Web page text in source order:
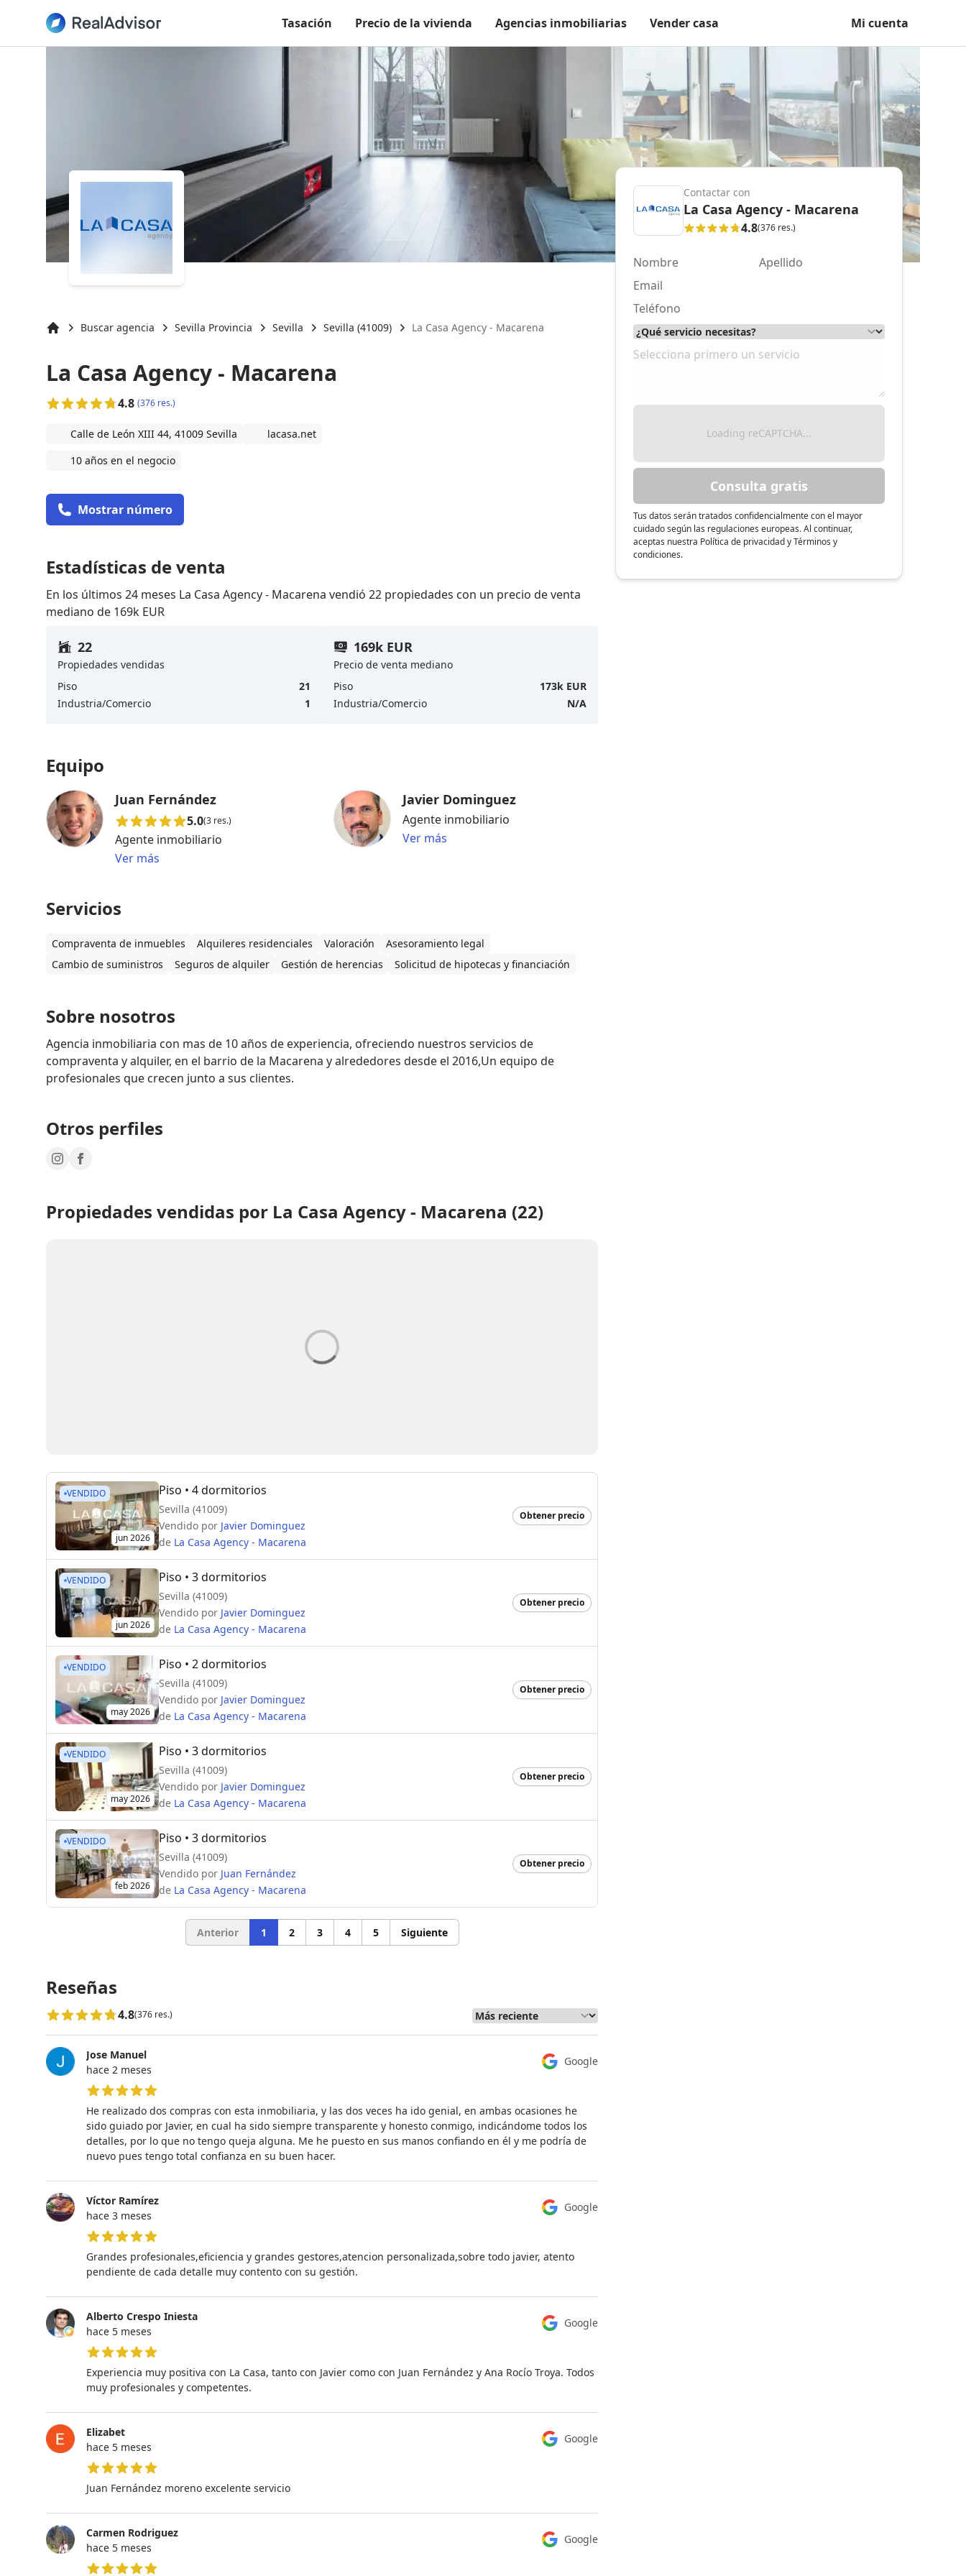
Tasación Precio de la vivienda Agencias inmobiliarias Vender casa Mi cuenta
Buscar agencia Sevilla Provincia Sevilla Sevilla (41009) La Casa Agency - Macarena
La Casa Agency - Macarena
4.8 (376 res.)
Calle de León XIII 44, 41009 Sevilla
lacasa.net
10 años en el negocio
Mostrar número
Estadísticas de venta
En los últimos 24 meses La Casa Agency - Macarena vendió 22 propiedades con un precio de venta
mediano de 169k EUR
22
Propiedades vendidas
Piso
21
Industria/Comercio
1
169k EUR
Precio de venta mediano
Piso
173k EUR
Industria/Comercio
N/A
Equipo
Juan Fernández
5.0(3 res.)
Agente inmobiliario
Ver más
Javier Dominguez
Agente inmobiliario
Ver más
Servicios
Compraventa de inmuebles Alquileres residenciales Valoración
Asesoramiento legal
Cambio de suministros
Seguros de alquiler Gestión de herencias Solicitud de hipotecas y financiación
Sobre nosotros
Agencia inmobiliaria con mas de 10 años de experiencia, ofreciendo nuestros servicios de
compraventa y alquiler, en el barrio de la Macarena y alrededores desde el 2016,Un equipo de
profesionales que crecen junto a sus clientes.
Otros perfiles
Propiedades vendidas por La Casa Agency - Macarena (22)
VENDIDO
jun 2026
Piso • 4 dormitorios
Sevilla (41009)
Vendido por Javier Dominguez
de La Casa Agency - Macarena
Obtener precio
VENDIDO
jun 2026
Piso • 3 dormitorios
Sevilla (41009)
Vendido por Javier Dominguez
de La Casa Agency - Macarena
Obtener precio
VENDIDO
may 2026
Piso • 2 dormitorios
Sevilla (41009)
Vendido por Javier Dominguez
de La Casa Agency - Macarena
Obtener precio
VENDIDO
may 2026
Piso • 3 dormitorios
Sevilla (41009)
Vendido por Javier Dominguez
de La Casa Agency - Macarena
Obtener precio
VENDIDO
feb 2026
Piso • 3 dormitorios
Sevilla (41009)
Vendido por Juan Fernández
de La Casa Agency - Macarena
Obtener precio
Anterior 1 2 3 4 5 Siguiente
Reseñas
4.8(376 res.)
Google
Jose Manuel
hace 2 meses
5 de 5 estrellas
He realizado dos compras con esta inmobiliaria, y las dos veces ha ido genial, en ambas ocasiones he
sido guiado por Javier, en cual ha sido siempre transparente y honesto conmigo, indicándome todos los
detalles, por lo que no tengo queja alguna. Me he puesto en sus manos confiando en él y me podría de
nuevo pues tengo total confianza en su buen hacer.
Google
Víctor Ramírez
hace 3 meses
5 de 5 estrellas
Grandes profesionales,eficiencia y grandes gestores,atencion personalizada,sobre todo javier, atento
pendiente de cada detalle muy contento con su gestión.
Google
Alberto Crespo Iniesta
hace 5 meses
5 de 5 estrellas
Experiencia muy positiva con La Casa, tanto con Javier como con Juan Fernández y Ana Rocío Troya. Todos
muy profesionales y competentes.
Google
Elizabet
hace 5 meses
5 de 5 estrellas
Juan Fernández moreno excelente servicio
Google
Carmen Rodriguez
hace 5 meses
Contactar con
La Casa Agency - Macarena
4.8(376 res.)
Loading reCAPTCHA...
Consulta gratis
Tus datos serán tratados confidencialmente con el mayor
cuidado según las regulaciones europeas. Al continuar,
aceptas nuestra Política de privacidad y Términos y
condiciones.